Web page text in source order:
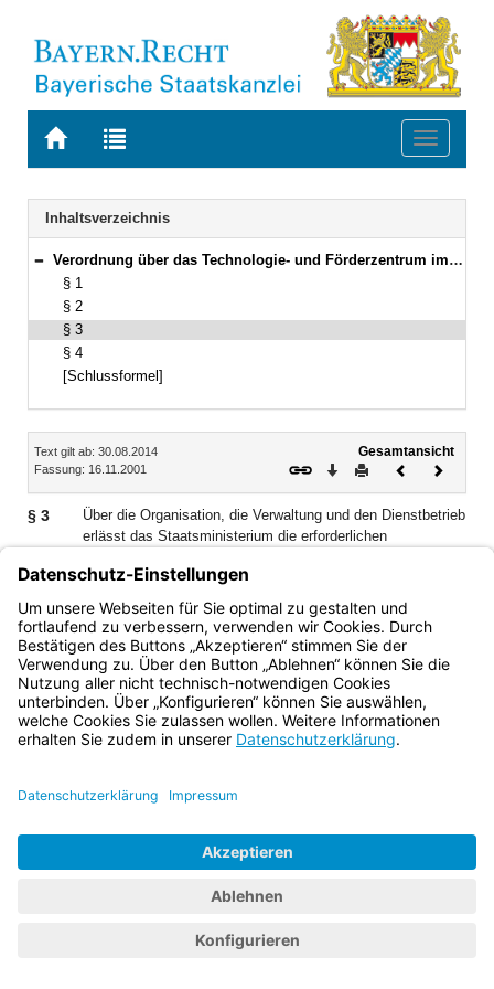
Zur
BAYERN.RECHT
Zur
letzten
Suche
Toggle
Navigation
Inhaltsverzeichnis
Bereich reduzieren
Verordnung über das Technologie- und Förderzentrum im Kompetenzzentrum für Nachwachsende Rohstoffe Vom 16. November 2001 (GVBl. S. 892) BayRS 7801-4-L (§§ 1–4)
§ 1
§ 2
§ 3
§ 4
[Schlussformel]
Inhalt
Text gilt ab: 30.08.2014
Fassung: 16.11.2001
Gesamtansicht
Download
DruckenVorheriges
§ 3
Über die Organisation, die Verwaltung und den Dienstbetrieb
erlässt das Staatsministerium die erforderlichen
Bayern.de
BayernPortal
Datenschutz
Impressum
Hilfe
Kontakt
Schriftgröße